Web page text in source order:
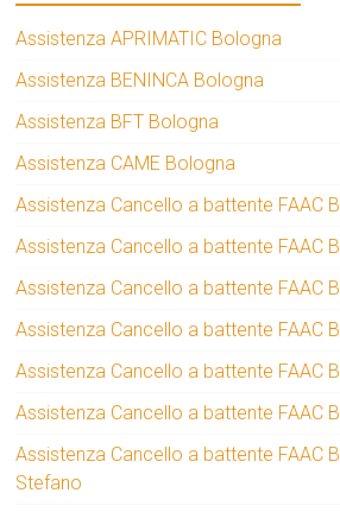
Assistenza APRIMATIC Bologna
Assistenza BENINCA Bologna
Assistenza BFT Bologna
Assistenza CAME Bologna
Assistenza Cancello a battente FAAC
Assistenza Cancello a battente FAAC
Assistenza Cancello a battente FAAC
Assistenza Cancello a battente FAAC
Assistenza Cancello a battente FAAC
Assistenza Cancello a battente FAAC
Assistenza Cancello a battente FAAC
Stefano